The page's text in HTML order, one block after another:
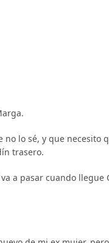
no lo sé, y que
trasero.
a pasar cuando